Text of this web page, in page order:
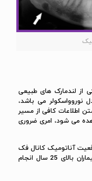
از لندمارک های طبیعی
نوروواسکولر می باشد،
اطلاعات کافی از مسیر
می شود، امری ضروری
آناتومیک کانال فک
بالای 25 سال انجام